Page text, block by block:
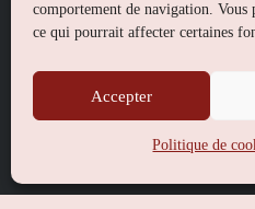
comportement de navigation.
ce qui pourrait affecter certaines
Accepter
Politique de
Politique de cookies (UE)